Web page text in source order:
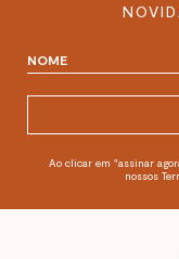
Ao clicar em "assinar
nossos